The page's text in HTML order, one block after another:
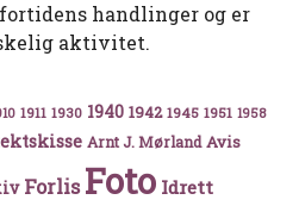
handlinger og er
aktivitet.
1911 1930 1940 1942 1945 1951 1958
Arnt J. Mørland Avis
Forlis Foto Idrett